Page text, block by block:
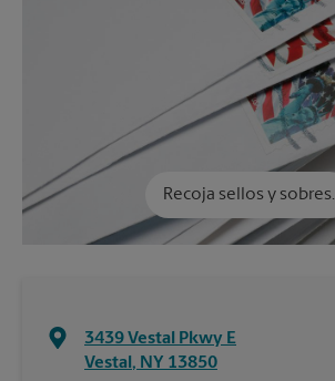
Recoja sellos y sobres.
3439 Vestal Pkwy E
Vestal , NY 13850